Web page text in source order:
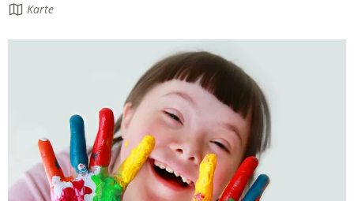
Die
enthält:
Karte